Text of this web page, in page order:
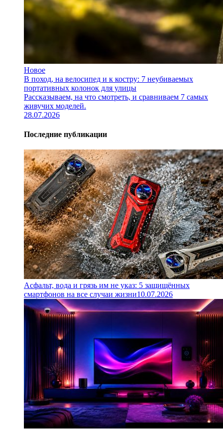
Новое
В поход, на велосипед и к костру: 7 неубиваемых
портативных колонок для улицы
Рассказываем, на что смотреть, и сравниваем 7 самых
живучих моделей.
28.07.2026
Последние публикации
Асфальт, вода и грязь им не указ: 5 защищённых
смартфонов на все случаи жизни10.07.2026